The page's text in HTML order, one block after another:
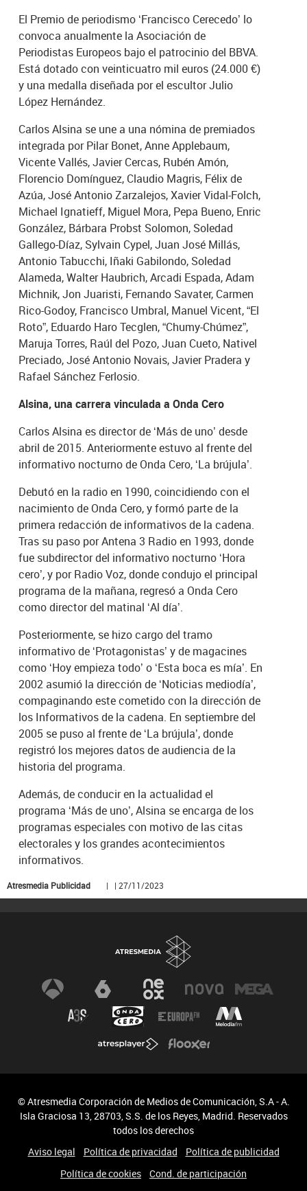
El Premio de periodismo ‘Francisco Cerecedo’ lo
convoca anualmente la Asociación de
Periodistas Europeos bajo el patrocinio del BBVA.
Está dotado con veinticuatro mil euros (24.000 €)
y una medalla diseñada por el escultor Julio
López Hernández.
Carlos Alsina se une a una nómina de premiados
integrada por Pilar Bonet, Anne Applebaum,
Vicente Vallés, Javier Cercas, Rubén Amón,
Florencio Domínguez, Claudio Magris, Félix de
Azúa, José Antonio Zarzalejos, Xavier Vidal-Folch,
Michael Ignatieff, Miguel Mora, Pepa Bueno, Enric
González, Bárbara Probst Solomon, Soledad
Gallego-Díaz, Sylvain Cypel, Juan José Millás,
Antonio Tabucchi, Iñaki Gabilondo, Soledad
Alameda, Walter Haubrich, Arcadi Espada, Adam
Michnik, Jon Juaristi, Fernando Savater, Carmen
Rico-Godoy, Francisco Umbral, Manuel Vicent, “El
Roto”, Eduardo Haro Tecglen, “Chumy-Chúmez”,
Maruja Torres, Raúl del Pozo, Juan Cueto, Nativel
Preciado, José Antonio Novais, Javier Pradera y
Rafael Sánchez Ferlosio.
Alsina, una carrera vinculada a Onda Cero
Carlos Alsina es director de ‘Más de uno’ desde
abril de 2015. Anteriormente estuvo al frente del
informativo nocturno de Onda Cero, ‘La brújula’.
Debutó en la radio en 1990, coincidiendo con el
nacimiento de Onda Cero, y formó parte de la
primera redacción de informativos de la cadena.
Tras su paso por Antena 3 Radio en 1993, donde
fue subdirector del informativo nocturno ‘Hora
cero’, y por Radio Voz, donde condujo el principal
programa de la mañana, regresó a Onda Cero
como director del matinal ‘Al día’.
Posteriormente, se hizo cargo del tramo
informativo de ‘Protagonistas’ y de magacines
como ‘Hoy empieza todo’ o ‘Esta boca es mía’. En
2002 asumió la dirección de ‘Noticias mediodía’,
compaginando este cometido con la dirección de
los Informativos de la cadena. En septiembre del
2005 se puso al frente de ‘La brújula’, donde
registró los mejores datos de audiencia de la
historia del programa.
Además, de conducir en la actualidad el
programa ‘Más de uno’, Alsina se encarga de los
programas especiales con motivo de las citas
electorales y los grandes acontecimientos
informativos.
Atresmedia Publicidad | | 27/11/2023
© Atresmedia Corporación de Medios de Comunicación, S.A - A.
Isla Graciosa 13, 28703, S.S. de los Reyes, Madrid. Reservados
todos los derechos
Aviso legal
Política de privacidad
Política de publicidad
Política de cookies
Cond. de participación